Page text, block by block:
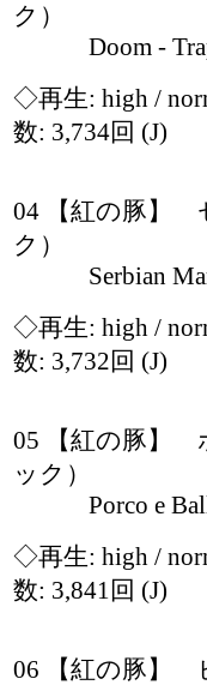
ク）
Doom - Trap
◇再生: high /
数: 3,734回 (J)
04 【紅の豚】
ク）
Serbian
◇再生: high /
数: 3,732回 (J)
05 【紅の豚】
ック）
Porco e Balla
◇再生: high /
数: 3,841回 (J)
06 【紅の豚】